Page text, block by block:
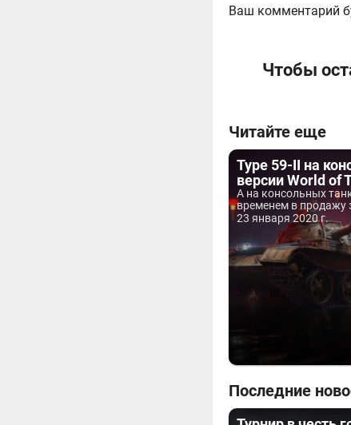
Ваш комментарий
Чтобы
Читайте еще
Type 59-II на
версии World of
А на консольных
временем в продажу
23 января 2020 г.
Последние